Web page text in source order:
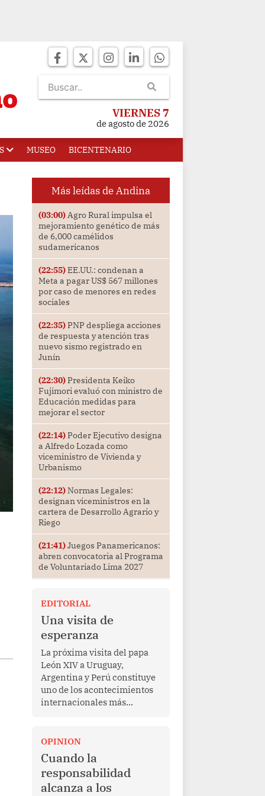
VIERNES 7
de agosto de 2026
MUSEO BICENTENARIO
Más leídas de Andina
(03:00)Agro Rural impulsa el
mejoramiento genético de más
de 6,000 camélidos
sudamericanos
(22:55)EE.UU.: condenan a
Meta a pagar US$ 567 millones
por caso de menores en redes
sociales
(22:35)PNP despliega acciones
de respuesta y atención tras
nuevo sismo registrado en
Junín
(22:30)Presidenta Keiko
Fujimori evaluó con ministro de
Educación medidas para
mejorar el sector
(22:14)Poder Ejecutivo designa
a Alfredo Lozada como
viceministro de Vivienda y
Urbanismo
(22:12)Normas Legales:
designan viceministros en la
cartera de Desarrollo Agrario y
Riego
(21:41)Juegos Panamericanos:
abren convocatoria al Programa
de Voluntariado Lima 2027
EDITORIAL
Una visita de
esperanza
La próxima visita del papa
León XIV a Uruguay,
Argentina y Perú constituye
uno de los acontecimientos
internacionales más
Más allá de su dimensión
religiosa, esta gira
representa una oportunidad
para reafirmar el valor del
diálogo, fortalecer los
OPINION
Cuando la
responsabilidad
alcanza a los